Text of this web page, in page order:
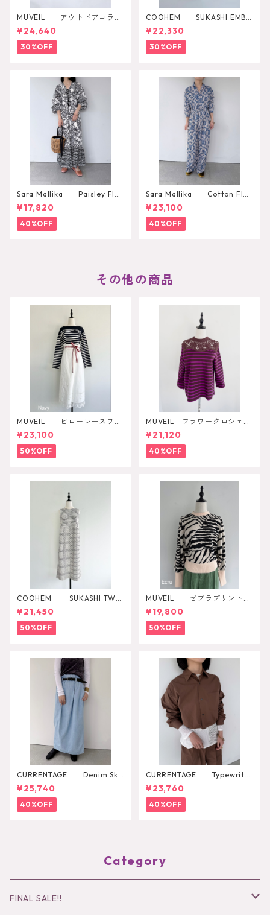
MUVEIL アウトドアコラボ
2WAYリュック
¥24,640
30%OFF
COOHEM SUKASHI EMBO
SSED KNIT PULLOVER
¥22,330
30%OFF
Sara Mallika Paisley Flo
wer Print Dress
¥17,820
40%OFF
Sara Mallika Cotton Flo
wer Signal Print All In One
¥23,100
40%OFF
その他の商品
MUVEIL ピローレースワン
ピース
¥23,100
50%OFF
MUVEIL フラワークロシェカ
ットソー
¥21,120
40%OFF
COOHEM SUKASHI TWE
ED ONE-PICEC
¥21,450
50%OFF
MUVEIL ゼブラプリントニ
ットプルオーバー
¥19,800
50%OFF
CURRENTAGE Denim Skir
t¥25,740
40%OFF
CURRENTAGE Typewriter
Shirt Blouson
¥23,760
40%OFF
Category
FINAL SALE!!